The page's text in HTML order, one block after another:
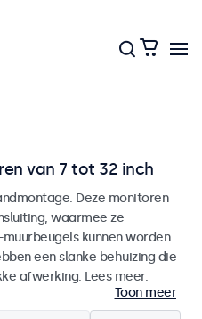
van 7 tot 32 inch
Deze monitoren
waarmee ze
muurbeugels kunnen worden
een slanke behuizing die
afwerking. Lees meer.
Toon meer